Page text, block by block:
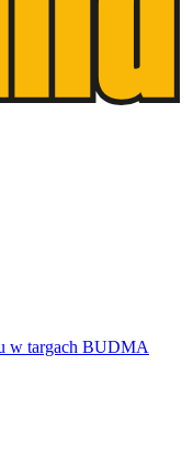
w targach BUDMA